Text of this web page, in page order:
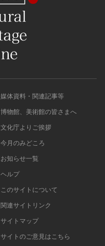
媒体資料・関連記事等
博物館、美術館の皆さまへ
文化庁よりご挨拶
今月のみどころ
お知らせ一覧
ヘルプ
このサイトについて
関連サイトリンク
サイトマップ
サイトのご意見はこちら